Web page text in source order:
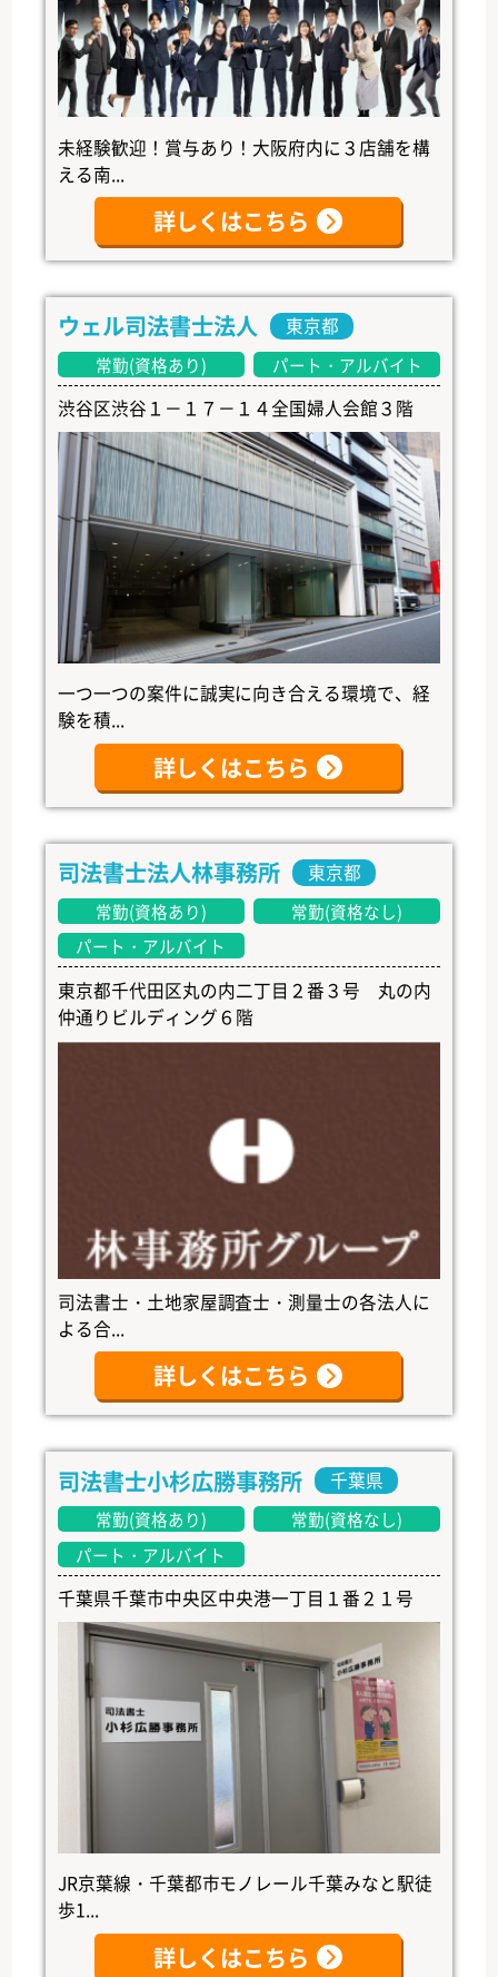
未経験歓迎！賞与あり！大阪府内に３店舗を構
える南...
詳しくはこちら
ウェル司法書士法人 東京都
常勤(資格あり) パート・アルバイト
渋谷区渋谷１－１７－１４全国婦人会館３階
一つ一つの案件に誠実に向き合える環境で、経
験を積...
詳しくはこちら
司法書士法人林事務所 東京都
常勤(資格あり)
常勤(資格なし)
パート・アルバイト
東京都千代田区丸の内二丁目２番３号 丸の内
仲通りビルディング６階
司法書士・土地家屋調査士・測量士の各法人に
よる合...
詳しくはこちら
司法書士小杉広勝事務所 千葉県
常勤(資格あり)
常勤(資格なし)
パート・アルバイト
千葉県千葉市中央区中央港一丁目１番２１号
JR京葉線・千葉都市モノレール千葉みなと駅徒
歩1...
詳しくはこちら